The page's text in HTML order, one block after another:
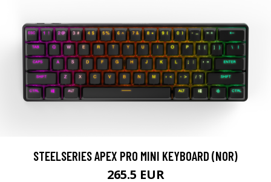
STEELSERIES APEX PRO MINI KEYBOARD (NOR)
265.5 EUR